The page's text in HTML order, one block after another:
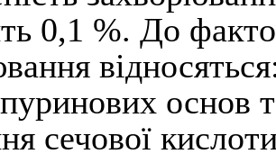
0,1 %. До
пуринових основ
сечової